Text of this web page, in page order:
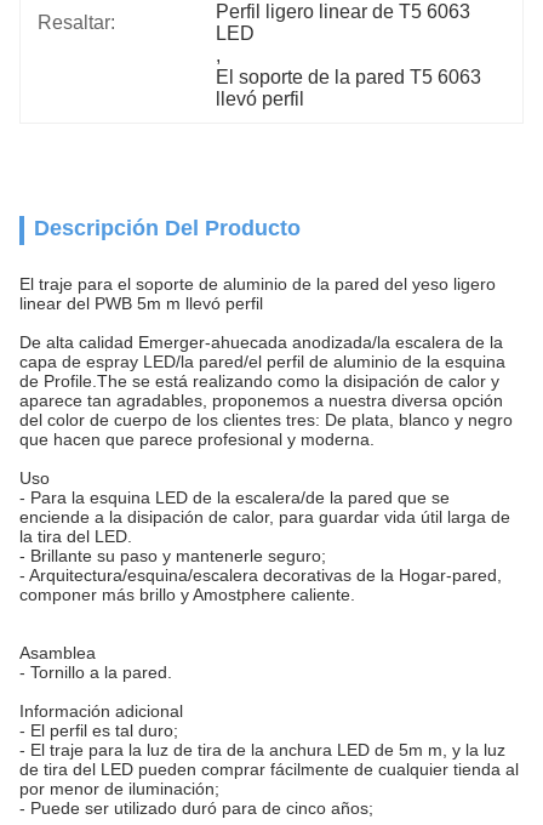
Resaltar:
Perfil ligero linear de T5 6063
LED
,
El soporte de la pared T5 6063
llevó perfil
Descripción Del Producto
El traje para el soporte de aluminio de la pared del yeso ligero
linear del PWB 5m m llevó perfil
De alta calidad Emerger-ahuecada anodizada/la escalera de la
capa de espray LED/la pared/el perfil de aluminio de la esquina
de Profile.The se está realizando como la disipación de calor y
aparece tan agradables, proponemos a nuestra diversa opción
del color de cuerpo de los clientes tres: De plata, blanco y negro
que hacen que parece profesional y moderna.
Uso
- Para la esquina LED de la escalera/de la pared que se
enciende a la disipación de calor, para guardar vida útil larga de
la tira del LED.
- Brillante su paso y mantenerle seguro;
- Arquitectura/esquina/escalera decorativas de la Hogar-pared,
componer más brillo y Amostphere caliente.
Asamblea
- Tornillo a la pared.
Información adicional
- El perfil es tal duro;
- El traje para la luz de tira de la anchura LED de 5m m, y la luz
de tira del LED pueden comprar fácilmente de cualquier tienda al
por menor de iluminación;
- Puede ser utilizado duró para de cinco años;